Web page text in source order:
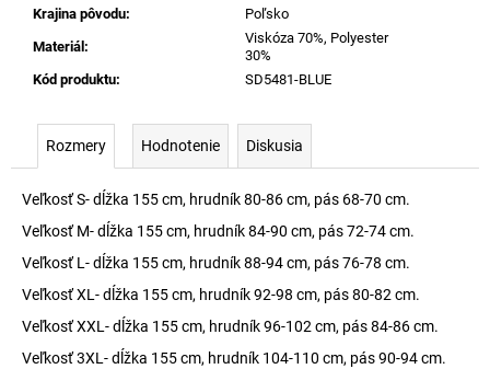
Krajina pôvodu:
Poľsko
Materiál :
Viskóza 70%, Polyester
30%
Kód produktu: SD5481-BLUE
Rozmery Hodnotenie Diskusia
Veľkosť S- dĺžka 155 cm, hrudník 80-86 cm, pás 68-70 cm.
Veľkosť M- dĺžka 155 cm, hrudník 84-90 cm, pás 72-74 cm.
Veľkosť L- dĺžka 155 cm, hrudník 88-94 cm, pás 76-78 cm.
Veľkosť XL- dĺžka 155 cm, hrudník 92-98 cm, pás 80-82 cm.
Veľkosť XXL- dĺžka 155 cm, hrudník 96-102 cm, pás 84-86 cm.
Veľkosť 3XL- dĺžka 155 cm, hrudník 104-110 cm, pás 90-94 cm.